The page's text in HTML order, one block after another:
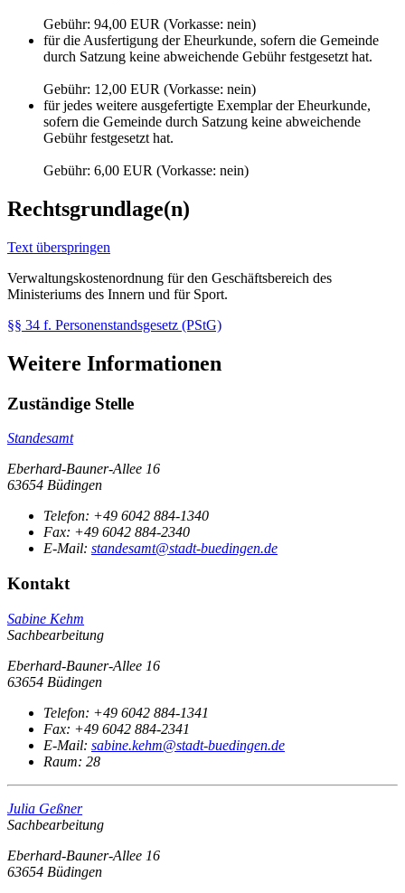
Gebühr: 94,00 EUR (Vorkasse: nein)
für die Ausfertigung der Eheurkunde, sofern die Gemeinde
durch Satzung keine abweichende Gebühr festgesetzt hat.
Gebühr: 12,00 EUR (Vorkasse: nein)
für jedes weitere ausgefertigte Exemplar der Eheurkunde,
sofern die Gemeinde durch Satzung keine abweichende
Gebühr festgesetzt hat.
Gebühr: 6,00 EUR (Vorkasse: nein)
Rechtsgrundlage(n)
Text überspringen
Verwaltungskostenordnung für den Geschäftsbereich des
Ministeriums des Innern und für Sport.
§§ 34 f. Personenstandsgesetz (PStG)
Weitere Informationen
Zuständige Stelle
Standesamt
Eberhard-Bauner-Allee 16
63654 Büdingen
Telefon: +49 6042 884-1340
Fax: +49 6042 884-2340
E-Mail: standesamt@stadt-buedingen.de
Kontakt
Sabine Kehm
Sachbearbeitung
Eberhard-Bauner-Allee 16
63654 Büdingen
Telefon: +49 6042 884-1341
Fax: +49 6042 884-2341
E-Mail: sabine.kehm@stadt-buedingen.de
Raum: 28
Julia Geßner
Sachbearbeitung
Eberhard-Bauner-Allee 16
63654 Büdingen